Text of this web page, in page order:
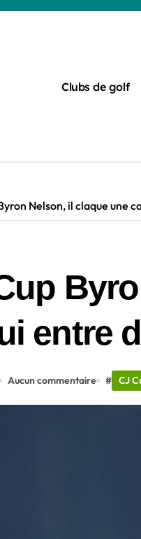
Clubs de golf
Nelson, il claque une
entre
Aucun commentaire # CJ